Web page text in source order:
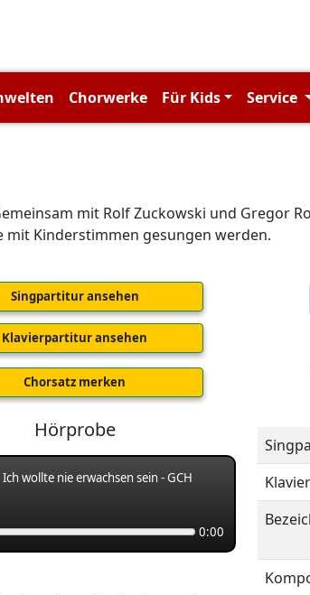
Chorwerke Für Kids Service
mit Rolf Zuckowski und Gregor
mit Kinderstimmen gesungen werden.
Singpartitur ansehen
Klavierpartitur ansehen
Chorsatz merken
Hörprobe
Ich wollte nie erwachsen sein - GCH
0:00